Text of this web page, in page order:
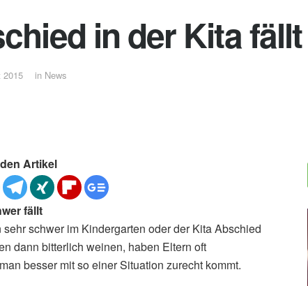
in der Kita
2015 in News
Artikel
fällt
schwer im Kindergarten oder der Kita Abschied
dann bitterlich weinen, haben Eltern oft
besser mit so einer Situation zurecht kommt.